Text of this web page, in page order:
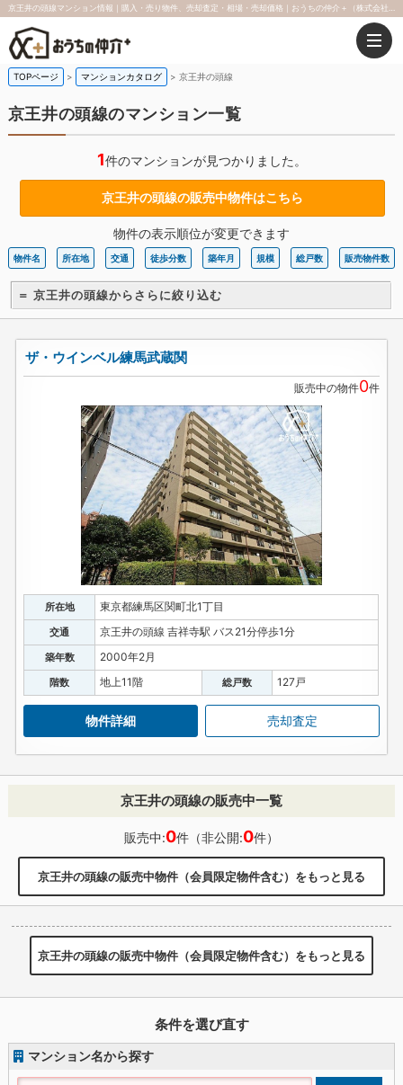
TOPページ マンションカタログ 京王井の頭線
京王井の頭線のマンション一覧
1件のマンションが見つかりました。
京王井の頭線の販売中物件はこちら
物件の表示順位が変更できます
物件名 所在地 交通 徒歩分数 築年月 規模 総戸数 販売物件数
＝ 京王井の頭線からさらに絞り込む
ザ・ウインベル練馬武蔵関
販売中の物件0件
所在地 東京都練馬区関町北1丁目
交通 京王井の頭線 吉祥寺駅 バス21分停歩1分
築年数 2000年2月
階数 地上11階 総戸数 127戸
物件詳細 売却査定
京王井の頭線の販売中一覧
販売中:0件（非公開:0件）
京王井の頭線の販売中物件（会員限定物件含む）をもっと見る
京王井の頭線の販売中物件（会員限定物件含む）をもっと見る
条件を選び直す
マンション名から探す